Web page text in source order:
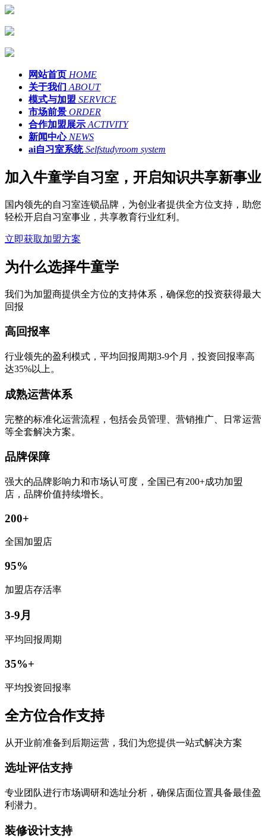
网站首页 HOME
关于我们 ABOUT
模式与加盟 SERVICE
市场前景 ORDER
合作加盟展示 ACTIVITY
新闻中心 NEWS
ai自习室系统 Selfstudyroom system
加入牛童学自习室，开启知识共享新事业
国内领先的自习室连锁品牌，为创业者提供全方位支持，助您
轻松开启自习室事业，共享教育行业红利。
立即获取加盟方案
为什么选择牛童学
我们为加盟商提供全方位的支持体系，确保您的投资获得最大
回报
高回报率
行业领先的盈利模式，平均回报周期3-9个月，投资回报率高
达35%以上。
成熟运营体系
完整的标准化运营流程，包括会员管理、营销推广、日常运营
等全套解决方案。
品牌保障
强大的品牌影响力和市场认可度，全国已有200+成功加盟
店，品牌价值持续增长。
200+
全国加盟店
95%
加盟店存活率
3-9月
平均回报周期
35%+
平均投资回报率
全方位合作支持
从开业前准备到后期运营，我们为您提供一站式解决方案
选址评估支持
专业团队进行市场调研和选址分析，确保店面位置具备最佳盈
利潜力。
装修设计支持